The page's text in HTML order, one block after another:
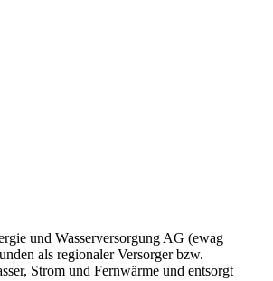
und Wasserversorgung AG (ewag
als regionaler Versorger bzw.
Strom und Fernwärme und entsorgt